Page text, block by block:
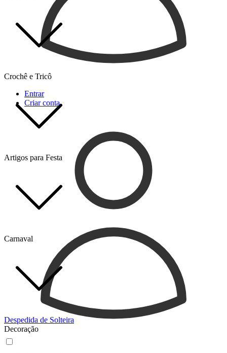
Crochê e Tricô
Artigos para Festa
Carnaval
Despedida de Solteira
Decoração
Entrar
Criar conta